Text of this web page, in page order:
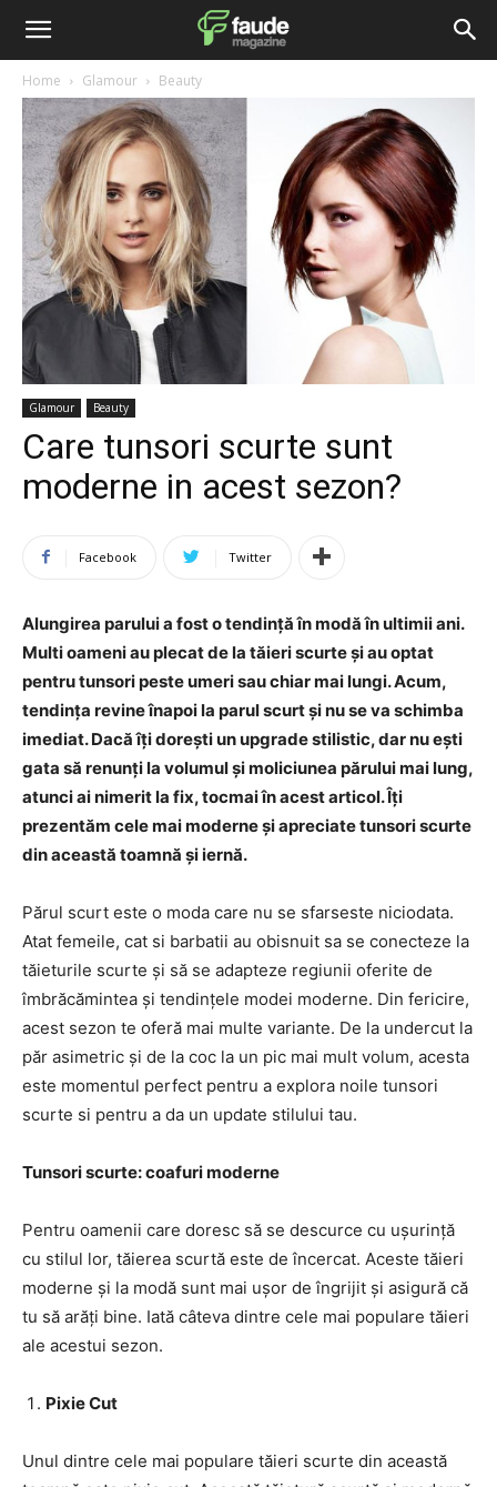
Home Glamour Beauty
Glamour Beauty
Care tunsori scurte sunt
moderne in acest sezon?
Facebook Twitter
Alungirea parului a fost o tendință în modă în ultimii ani.
Multi oameni au plecat de la tăieri scurte și au optat
pentru tunsori peste umeri sau chiar mai lungi. Acum,
tendința revine înapoi la parul scurt și nu se va schimba
imediat. Dacă îți dorești un upgrade stilistic, dar nu ești
gata să renunți la volumul și moliciunea părului mai lung,
atunci ai nimerit la fix, tocmai în acest articol. Îți
prezentăm cele mai moderne și apreciate tunsori scurte
din această toamnă și iernă.
Părul scurt este o moda care nu se sfarseste niciodata.
Atat femeile, cat si barbatii au obisnuit sa se conecteze la
tăieturile scurte și să se adapteze regiunii oferite de
îmbrăcămintea și tendințele modei moderne. Din fericire,
acest sezon te oferă mai multe variante. De la undercut la
păr asimetric și de la coc la un pic mai mult volum, acesta
este momentul perfect pentru a explora noile tunsori
scurte si pentru a da un update stilului tau.
Tunsori scurte: coafuri moderne
Pentru oamenii care doresc să se descurce cu ușurință
cu stilul lor, tăierea scurtă este de încercat. Aceste tăieri
moderne și la modă sunt mai ușor de îngrijit și asigură că
tu să arăți bine. Iată câteva dintre cele mai populare tăieri
ale acestui sezon.
Pixie Cut
Unul dintre cele mai populare tăieri scurte din această